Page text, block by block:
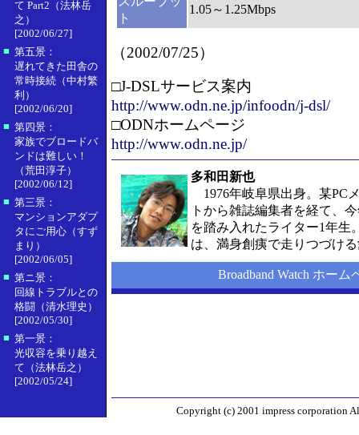
て Part2（法林岳
之）
[2002/06/27]
■ 第五景：
遅れてきた田舎の
常時接続（中村繁
利）
[2002/06/20]
■ 第四景：
家族でブロードバ
ンドは難しい！
（荒田淳子）
[2002/06/12]
■ 第三景：
マンションアダプ
タにご用心（すず
まり）
[2002/06/05]
■ 第ニ景：
回線トラブルとの
格闘（清水理史）
[2002/05/30]
■ 第一景：
光収容を乗り越え
て（法林岳之）
[2002/05/24]
ト
1.05～1.25Mbps
（2002/07/25）
□J-DSLサービス案内
http://www.odn.ne.jp/infoodn/j-dsl/
□ODNホームページ
http://www.odn.ne.jp/
多和田新也
1976年岐阜県出身。某PC
トから雑誌編集者を経て、
を踏み入れたライター1年生
は、満身創痍で走りつづけ
Broadband Watch ホーム
Copyright (c) 2001 impress corporation